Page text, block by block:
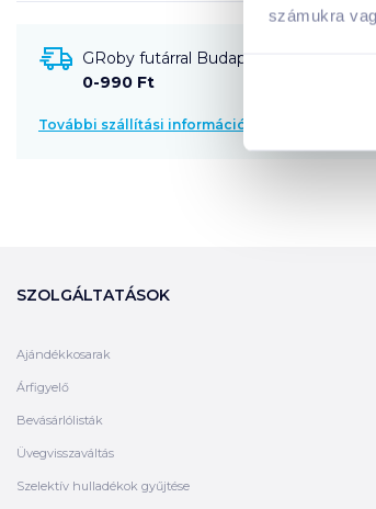
számukra
GRoby futárral Budapestre és
0-990 Ft
További szállítási információk
SZOLGÁLTATÁSOK
Ajándékkosarak
Árfigyelő
Bevásárlólisták
Üvegvisszaváltás
Szelektív hulladékok gyűjtése